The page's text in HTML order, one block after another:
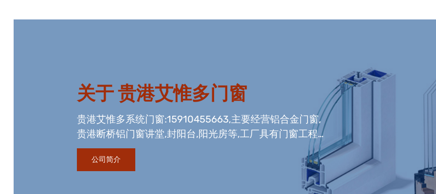
关于贵港艾惟多门窗
贵港艾惟多系统门窗:15910455663,主要经营铝合金门窗,
贵港断桥铝门窗讲堂,封阳台,阳光房等,工厂具有门窗工程
资质,玻璃幕墙工程资质,国内门窗组装生产线,及中空玻璃
生产线。
公司简介